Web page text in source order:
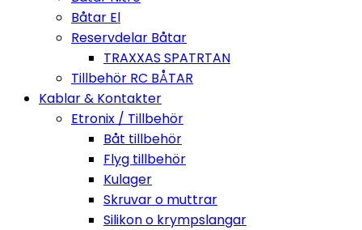
Båtar El
Reservdelar Båtar
TRAXXAS SPATRTAN
Tillbehör RC BÅTAR
Kablar & Kontakter
Etronix / Tillbehör
Båt tillbehör
Flyg tillbehör
Kulager
Skruvar o muttrar
Silikon o krympslangar